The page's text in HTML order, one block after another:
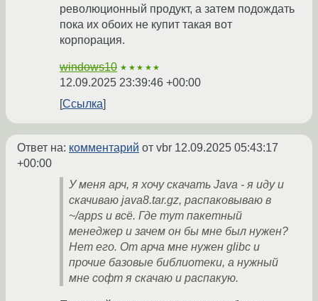
революционный продукт, а затем подождать
пока их обоих не купит такая вот
корпорация.
windows10 ★★★★★
12.09.2025 23:39:46 +00:00
Ссылка
Ответ на: комментарий от vbr 12.09.2025 05:43:17
+00:00
У меня арч, я хочу скачать Java - я иду и
скачиваю java8.tar.gz, распаковываю в
~/apps и всё. Где тут пакетный
менеджер и зачем он бы мне был нужен?
Нет его. От арча мне нужен glibc и
прочие базовые библиотеки, а нужный
мне софт я скачаю и распакую.